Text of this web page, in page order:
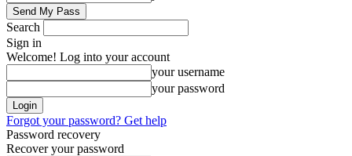
Search
Sign in
Welcome! Log into your account
your username
your password
Forgot your password? Get help
Password recovery
Recover your password